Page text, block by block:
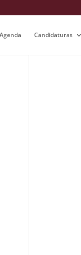
Agenda Candidaturas